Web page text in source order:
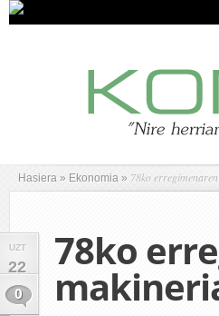
Hasiera » Ekonomia » 78ko
UZT
22
0
78ko